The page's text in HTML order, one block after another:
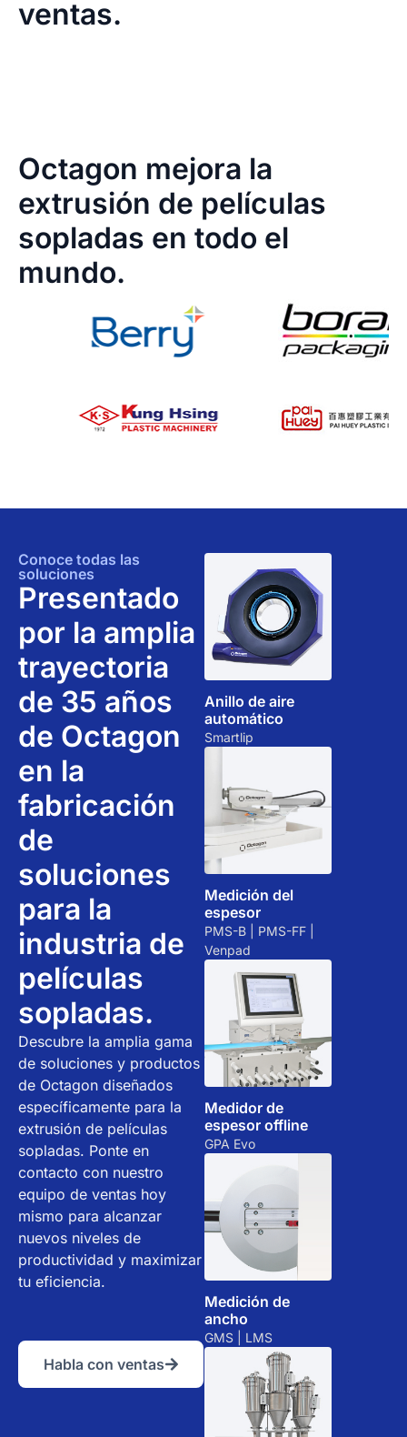
ventas.
Octagon mejora la
extrusión de películas
sopladas en todo el
mundo.
Conoce todas las
soluciones
Presentado
por la amplia
trayectoria
de 35 años
de Octagon
en la
fabricación
de
soluciones
para la
industria de
películas
sopladas.
Descubre la amplia gama
de soluciones y productos
de Octagon diseñados
específicamente para la
extrusión de películas
sopladas. Ponte en
contacto con nuestro
equipo de ventas hoy
mismo para alcanzar
nuevos niveles de
productividad y maximizar
tu eficiencia.
Habla con ventas
Anillo de aire
automático
Smartlip
Medición del
espesor
PMS-B | PMS-FF |
Venpad
Medidor de
espesor offline
GPA Evo
Medición de
ancho
GMS | LMS